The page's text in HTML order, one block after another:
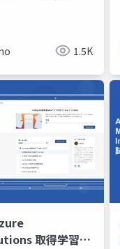
1.5K
取得学習会